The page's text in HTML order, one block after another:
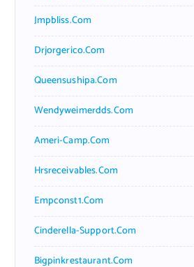
Jmpbliss.com
Drjorgerico.com
Queensushipa.com
Wendyweimerdds.com
Ameri-Camp.com
Hrsreceivables.com
Empconst1.com
Cinderella-Support.com
Bigpinkrestaurant.com